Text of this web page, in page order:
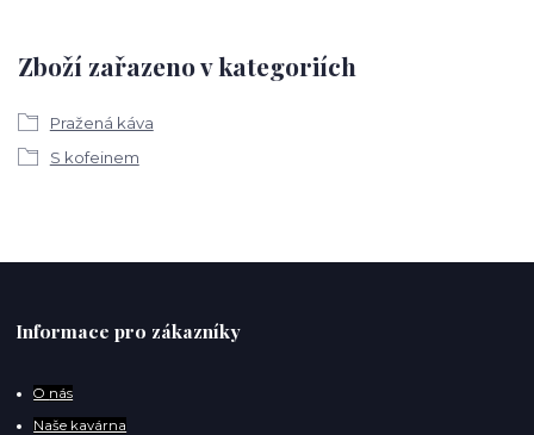
Zboží zařazeno v kategoriích
Pražená káva
S kofeinem
Informace pro zákazníky
O nás
Naše kavárna